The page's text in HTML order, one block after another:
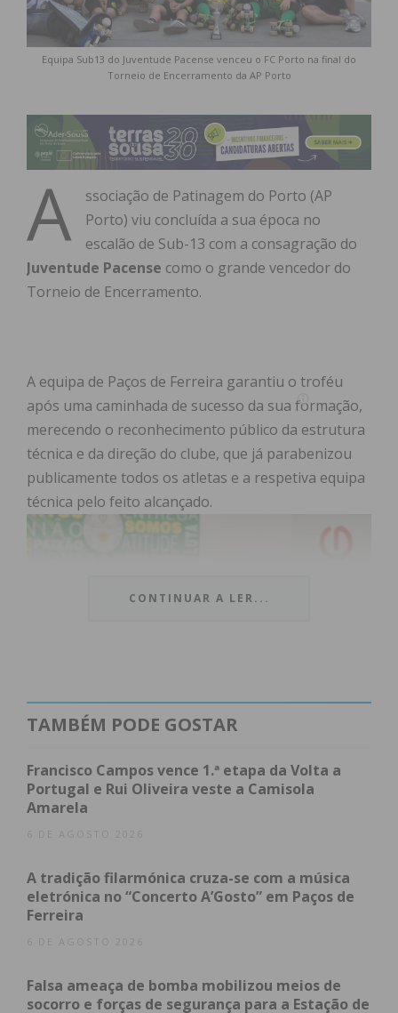
Equipa Sub13 do Juventude Pacense venceu o FC Porto na final do
Torneio de Encerramento da AP Porto
A
ssociação de Patinagem do Porto (AP
Porto) viu concluída a sua época no
escalão de Sub-13 com a consagração do
Juventude Pacense como o grande vencedor do
Torneio de Encerramento.
A equipa de Paços de Ferreira garantiu o troféu
após uma caminhada de sucesso da sua formação,
merecendo o reconhecimento público da estrutura
técnica e da direção do clube, que já parabenizou
publicamente todos os atletas e a respetiva equipa
técnica pelo feito alcançado.
Índice
CONTINUAR A LER...
TAMBÉM PODE GOSTAR
Francisco Campos vence 1.ª etapa da Volta a
Portugal e Rui Oliveira veste a Camisola
Amarela
6 DE AGOSTO 2026
A tradição filarmónica cruza-se com a música
eletrónica no “Concerto A’Gosto” em Paços de
Ferreira
6 DE AGOSTO 2026
Falsa ameaça de bomba mobilizou meios de
socorro e forças de segurança para a Estação de